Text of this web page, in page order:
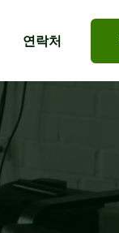
연락처